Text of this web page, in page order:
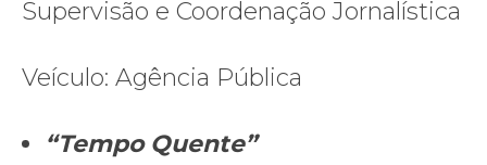
Supervisão e Coordenação Jornalística
Veículo: Agência Pública
“Tempo Quente”